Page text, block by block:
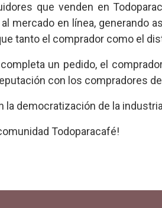
que venden en
mercado en línea, generando
tanto el comprador como el
un pedido, el
con los compradores
la democratización de la
Todoparacafé!